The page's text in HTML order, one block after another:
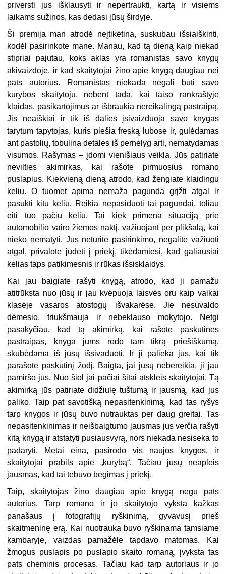
priversti jus išklausyti ir nepertraukti, kartą ir visiems
laikams sužinos, kas dedasi jūsų širdyje.
Ši premija man atrodė neįtikėtina, suskubau išsiaiškinti,
kodėl pasirinkote mane. Manau, kad tą dieną kaip niekad
stipriai pajutau, koks aklas yra romanistas savo knygų
akivaizdoje, ir kad skaitytojai žino apie knygą daugiau nei
pats autorius. Romanistas niekada negali būti savo
kūrybos skaitytoju, nebent tada, kai taiso rankraštyje
klaidas, pasikartojimus ar išbraukia nereikalingą pastraipą.
Jis neaiškiai ir tik iš dalies įsivaizduoja savo knygas
tarytum tapytojas, kuris piešia freską lubose ir, gulėdamas
ant pastolių, tobulina detales iš pernelyg arti, nematydamas
visumos. Rašymas – įdomi vienišiaus veikla. Jūs patiriate
nevilties akimirkas, kai rašote pirmuosius romano
puslapius. Kiekvieną dieną atrodo, kad žengiate klaidingu
keliu. O tuomet apima nemaža pagunda grįžti atgal ir
pasukti kitu keliu. Reikia nepasiduoti tai pagundai, toliau
eiti tuo pačiu keliu. Tai kiek primena situaciją prie
automobilio vairo žiemos naktį, važiuojant per plikšalą, kai
nieko nematyti. Jūs neturite pasirinkimo, negalite važiuoti
atgal, privalote judėti į priekį, tikėdamiesi, kad galiausiai
kelias taps patikimesnis ir rūkas išsisklaidys.
Kai jau baigiate rašyti knygą, atrodo, kad ji pamažu
atitrūksta nuo jūsų ir jau kvėpuoja laisvės oru kaip vaikai
klasėje vasaros atostogų išvakarėse. Jie nesuvaldo
dėmesio, triukšmauja ir nebeklauso mokytojo. Netgi
pasakyčiau, kad tą akimirką, kai rašote paskutines
pastraipas, knyga jums rodo tam tikrą priešiškumą,
skubėdama iš jūsų išsivaduoti. Ir ji palieka jus, kai tik
parašote paskutinį žodį. Baigta, jai jūsų nebereikia, ji jau
pamiršo jus. Nuo šiol jai pačiai šitai atskleis skaitytojai. Tą
akimirką jūs patiriate didžiulę tuštumą ir jausmą, kad jus
paliko. Taip pat savotišką nepasitenkinimą, kad tas ryšys
tarp knygos ir jūsų buvo nutrauktas per daug greitai. Tas
nepasitenkinimas ir neišbaigtumo jausmas jus verčia rašyti
kitą knygą ir atstatyti pusiausvyrą, nors niekada nesiseka to
padaryti. Metai eina, pasirodo vis naujos knygos, ir
skaitytojai prabils apie „kūrybą“. Tačiau jūsų neapleis
jausmas, kad tai tebuvo bėgimas į priekį.
Taip, skaitytojas žino daugiau apie knygą negu pats
autorius. Tarp romano ir jo skaitytojo vyksta kažkas
panašaus į fotografijų ryškinimą, gyvavusį prieš
skaitmeninę erą. Kai nuotrauka buvo ryškinama tamsiame
kambaryje, vaizdas pamažėle tapdavo matomas. Kai
žmogus puslapis po puslapio skaito romaną, įvyksta tas
pats cheminis procesas. Tačiau kad tarp autoriaus ir jo